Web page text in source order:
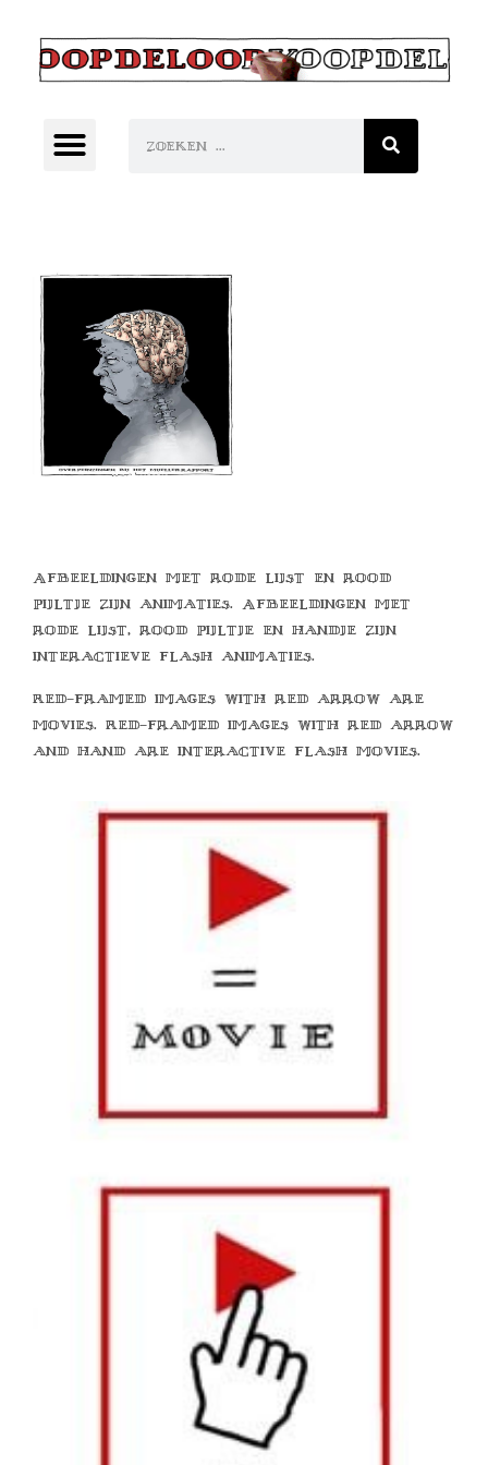
Afbeeldingen met rode lijst en rood
pijltje zijn animaties. Afbeeldingen met
rode lijst, rood pijltje en handje zijn
interactieve flash animaties.
Red-framed images with red arrow are
movies. Red-framed images with red arrow
and hand are interactive flash movies.